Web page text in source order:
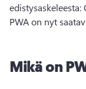
PWA on nyt
Mikä on